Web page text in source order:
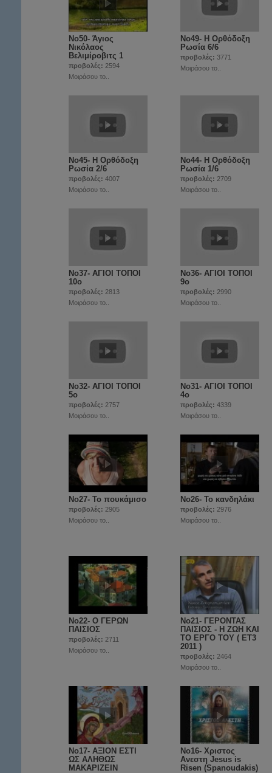
Νο50- Άγιος
Νικόλαος
Βελιμίροβιτς 1
προβολές: 2594
Μοιράσου το..
Νο49- Η Ορθόδοξη
Ρωσία 6/6
προβολές: 3771
Μοιράσου το..
Νο45- Η Ορθόδοξη
Ρωσία 2/6
προβολές: 4007
Μοιράσου το..
Νο44- Η Ορθόδοξη
Ρωσία 1/6
προβολές: 2709
Μοιράσου το..
Νο37- ΑΓΙΟΙ ΤΟΠΟΙ
10ο
προβολές: 2813
Μοιράσου το..
Νο36- ΑΓΙΟΙ ΤΟΠΟΙ
9ο
προβολές: 2990
Μοιράσου το..
Νο32- ΑΓΙΟΙ ΤΟΠΟΙ
5ο
προβολές: 2757
Μοιράσου το..
Νο31- ΑΓΙΟΙ ΤΟΠΟΙ
4ο
προβολές: 4339
Μοιράσου το..
Νο27- Το πουκάμισο
προβολές: 2905
Μοιράσου το..
Νο26- Το κανδηλάκι
προβολές: 2976
Μοιράσου το..
Νο22- O ΓΕΡΩΝ
ΠΑΙΣΙΟΣ
προβολές: 2711
Μοιράσου το..
Νο21- ΓΕΡΟΝΤΑΣ
ΠΑΙΣΙΟΣ - Η ΖΩΗ ΚΑΙ
ΤΟ ΕΡΓΟ ΤΟΥ ( ET3
2011 )
προβολές: 2464
Μοιράσου το..
Νο17- ΑΞΙΟΝ ΕΣΤΙ
ΩΣ ΑΛΗΘΩΣ
ΜΑΚΑΡΙΖΕΙΝ
Νο16- Χριστος
Ανεστη Jesus is
Risen (Spanoudakis)